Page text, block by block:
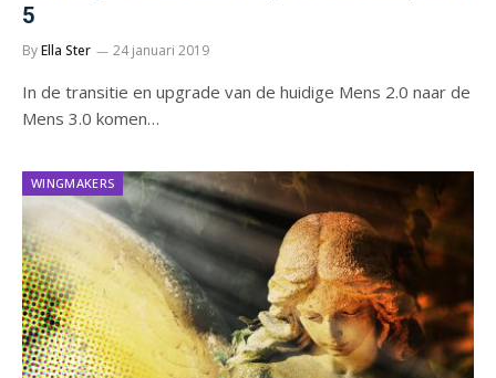
5
ByElla Ster 24 januari 2019
In de transitie en upgrade van de huidige Mens 2.0 naar de
Mens 3.0 komen…
WINGMAKERS